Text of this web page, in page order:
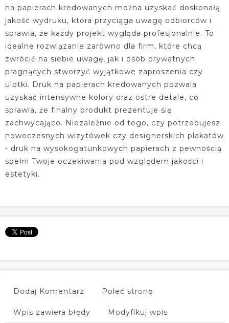
na papierach kredowanych można uzyskać doskonałą
jakość wydruku, która przyciąga uwagę odbiorców i
sprawia, że każdy projekt wygląda profesjonalnie. To
idealne rozwiązanie zarówno dla firm, które chcą
zwrócić na siebie uwagę, jak i osób prywatnych
pragnących stworzyć wyjątkowe zaproszenia czy
ulotki. Druk na papierach kredowanych pozwala
uzyskać intensywne kolory oraz ostre detale, co
sprawia, że finalny produkt prezentuje się
zachwycająco. Niezależnie od tego, czy potrzebujesz
nowoczesnych wizytówek czy designerskich plakatów
- druk na wysokogatunkowych papierach z pewnością
spełni Twoje oczekiwania pod względem jakości i
estetyki.
Dodaj Komentarz Poleć stronę
Wpis zawiera błędy Modyfikuj wpis